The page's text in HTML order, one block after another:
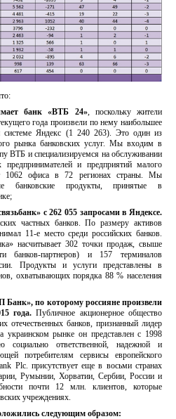
банк «ВТБ 24», поскольку жители
года произвели по нему наибольшее
системе Яндекс (1 240 263). Это один из
рынка банковских услуг. Мы входим в
ВТБ и специализируемся на обслуживании
предпринимателей и предприятий малого
1062 офиса в 72 регионах страны. Мы
банковские продукты, принятые в
с 262 055 запросами в Яндексе.
частных банков. По размеру активов
11-е место среди российских банков.
насчитывает 302 точки продаж, свыше
банков-партнеров) и 157 терминалов
Продукты и услуги представлены в
охватывающих порядка 88 % населения
Банк», по которому россияне произвели
года. Публичное акционерное общество
банков, признанный лидер
украинском рынке он представлен с 1998
социально ответственной, надежной и
потребителям сервисы европейского
Plc. присутствует еще в восьми странах
Румынии, Хорватии, Сербии, России и
почти 12 млн. клиентов, которые
учреждениях.
следующим образом: